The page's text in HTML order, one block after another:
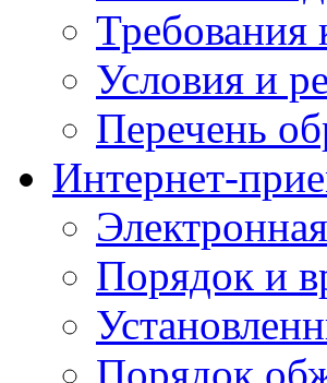
Требования
Условия и
Перечень
Интернет-
Порядок и
Порядок